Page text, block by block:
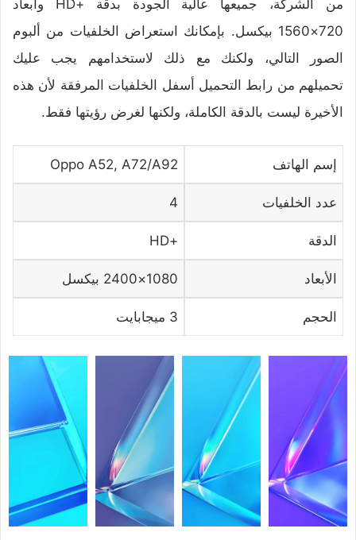
من الشركة، جميعها عالية الجودة بدقة +HD وأبعاد
720×1560 بيكسل. بإمكانك استعراض الخلفيات من ألبوم
الصور التالي، ولكنك مع ذلك لاستخدامهم يجب عليك
تحميلهم من رابط التحميل أسفل الخلفيات المرفقة لأن هذه
الأخيرة ليست بالدقة الكاملة، ولكنها لغرض رؤيتها فقط.
إسم الهاتف Oppo A52, A72/A92
عدد الخلفيات 4
الدقة +HD
الأبعاد 1080×2400 بيكسل
الحجم 3 ميجابايت